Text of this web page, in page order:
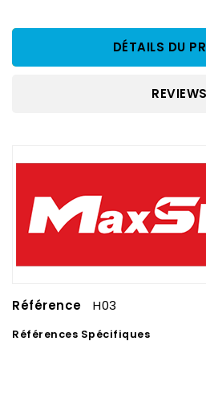
DÉTAILS DU
REVIEWS
Référence H03
Références Spécifiques